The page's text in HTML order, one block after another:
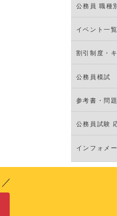
公務員 職種
イベント一覧
割引制度・
公務員模試
参考書・問
公務員試験
インフォメ